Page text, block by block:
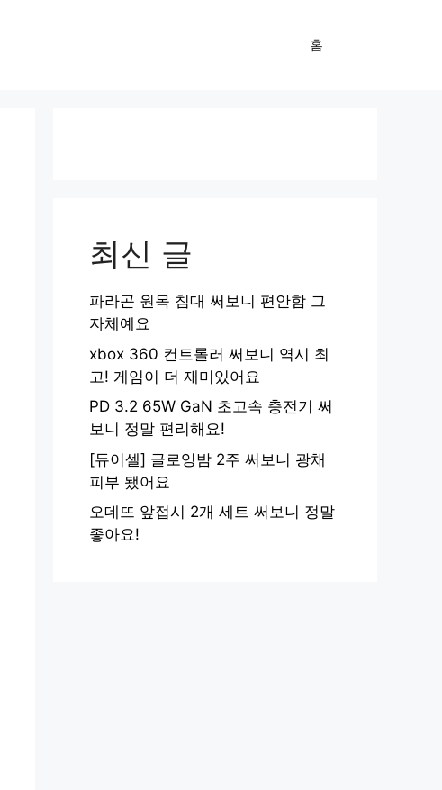
홈
최신 글
파라곤 원목 침대 써보니 편안함 그
자체예요
xbox 360 컨트롤러 써보니 역시 최
고! 게임이 더 재미있어요
PD 3.2 65W GaN 초고속 충전기 써
보니 정말 편리해요!
[듀이셀] 글로잉밤 2주 써보니 광채
피부 됐어요
오데뜨 앞접시 2개 세트 써보니 정말
좋아요!